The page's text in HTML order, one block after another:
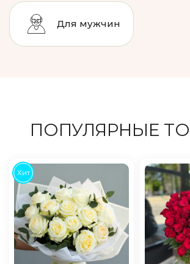
Для мужчин
ПОПУЛЯРНЫЕ
Хит